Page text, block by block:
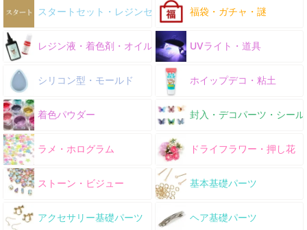
スタートセット・レジンセット 福袋・ガチャ・謎
レジン液・着色剤・オイル UVライト・道具
シリコン型・モールド ホイップデコ・粘土
着色パウダー 封入・デコパーツ・シール
ラメ・ホログラム ドライフラワー・押し花
ストーン・ビジュー 基本基礎パーツ
アクセサリー基礎パーツ ヘア基礎パーツ